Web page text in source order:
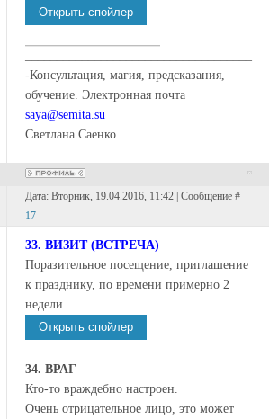
-Консультация, магия, предсказания,
обучение. Электронная почта
saya@semita.su
Светлана Саенко
Дата: Вторник, 19.04.2016, 11:42 | Сообщение #
17
33. ВИЗИТ (ВСТРЕЧА)
Поразительное посещение, приглашение
к празднику, по времени примерно 2
недели
34. ВРАГ
Кто-то враждебно настроен.
Очень отрицательное лицо, это может